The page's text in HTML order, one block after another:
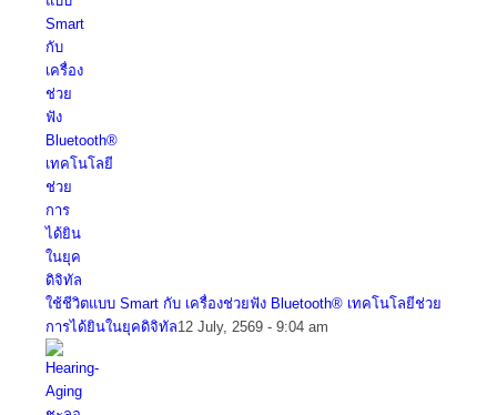
ใช้ชีวิตแบบ Smart กับ เครื่องช่วยฟัง Bluetooth® เทคโนโลยีช่วย
การได้ยินในยุคดิจิทัล12 July, 2569 - 9:04 am